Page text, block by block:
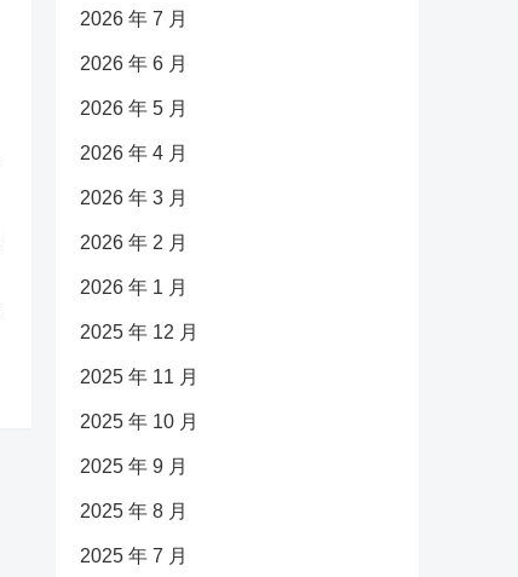
2026 年 7 月
2026 年 6 月
2026 年 5 月
2026 年 4 月
2026 年 3 月
2026 年 2 月
2026 年 1 月
2025 年 12 月
2025 年 11 月
2025 年 10 月
2025 年 9 月
2025 年 8 月
2025 年 7 月